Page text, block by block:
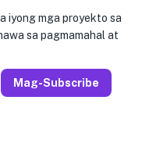
iyong mga proyekto sa
sa pagmamahal at
Mag-Subscribe